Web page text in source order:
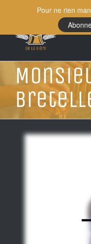
content
Pour ne rien